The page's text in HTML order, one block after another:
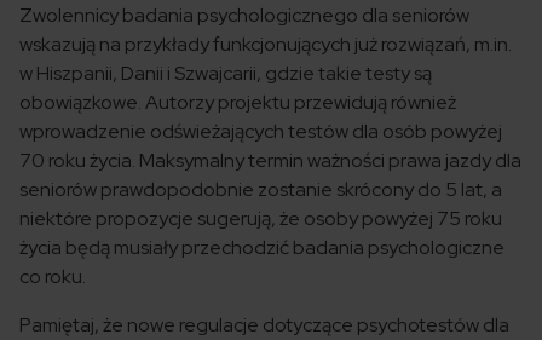
Zwolennicy badania psychologicznego dla seniorów
wskazują na przykłady funkcjonujących już rozwiązań, m.in.
w Hiszpanii, Danii i Szwajcarii, gdzie takie testy są
obowiązkowe. Autorzy projektu przewidują również
wprowadzenie odświeżających testów dla osób powyżej
70 roku życia. Maksymalny termin ważności prawa jazdy dla
seniorów prawdopodobnie zostanie skrócony do 5 lat, a
niektóre propozycje sugerują, że osoby powyżej 75 roku
życia będą musiały przechodzić badania psychologiczne
co roku.
Pamiętaj, że nowe regulacje dotyczące psychotestów dla